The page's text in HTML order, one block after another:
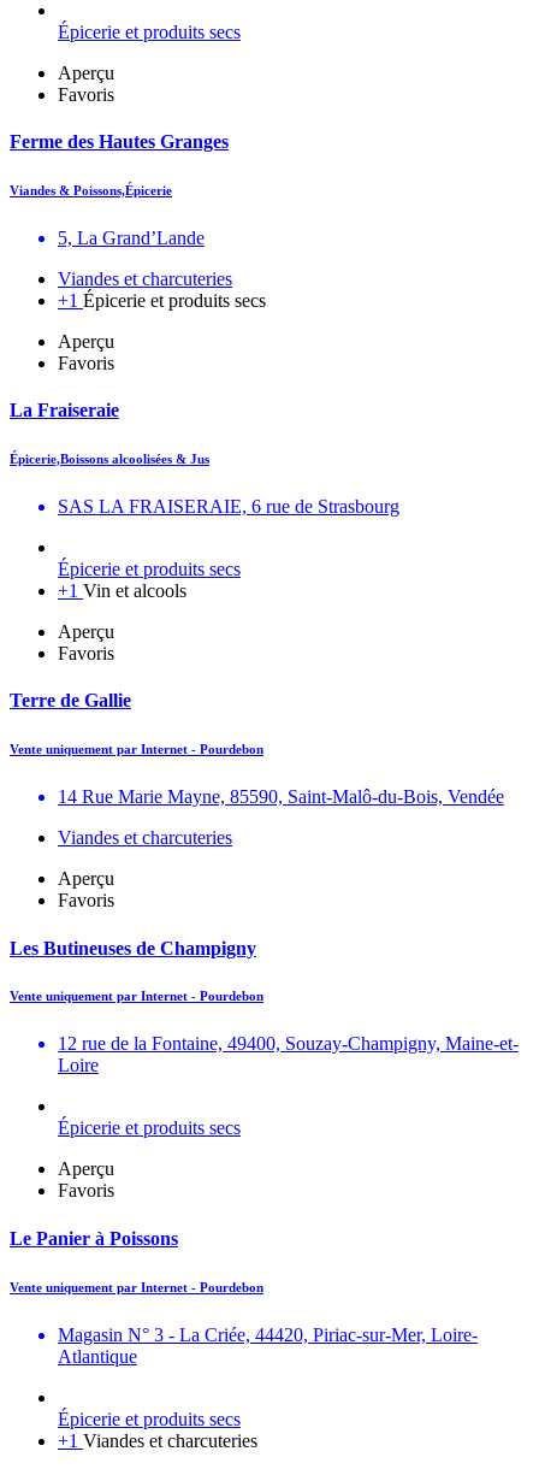
Épicerie et produits secs
Aperçu
Favoris
Ferme des Hautes Granges
Viandes & Poissons,Épicerie
5, La Grand’Lande
Viandes et charcuteries
+1 Épicerie et produits secs
Aperçu
Favoris
La Fraiseraie
Épicerie,Boissons alcoolisées & Jus
SAS LA FRAISERAIE, 6 rue de Strasbourg
Épicerie et produits secs
+1 Vin et alcools
Aperçu
Favoris
Terre de Gallie
Vente uniquement par Internet - Pourdebon
14 Rue Marie Mayne, 85590, Saint-Malô-du-Bois, Vendée
Viandes et charcuteries
Aperçu
Favoris
Les Butineuses de Champigny
Vente uniquement par Internet - Pourdebon
12 rue de la Fontaine, 49400, Souzay-Champigny, Maine-et-
Loire
Épicerie et produits secs
Aperçu
Favoris
Le Panier à Poissons
Vente uniquement par Internet - Pourdebon
Magasin N° 3 - La Criée, 44420, Piriac-sur-Mer, Loire-
Atlantique
Épicerie et produits secs
+1 Viandes et charcuteries